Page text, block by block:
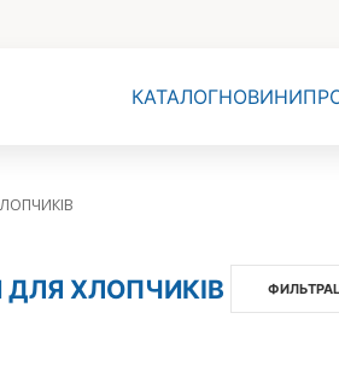
КАТАЛОГНОВИНИ
ХЛОПЧИКІВ